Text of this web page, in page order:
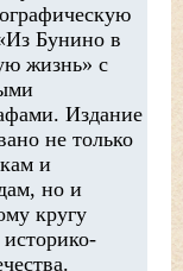
Бунино в
жизнь» с
Издание
не только
и
но и
кругу